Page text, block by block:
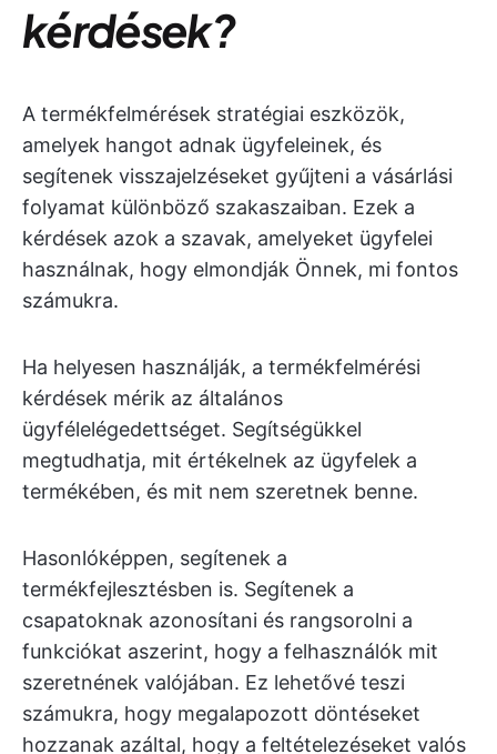
kérdések?
A termékfelmérések stratégiai eszközök,
amelyek hangot adnak ügyfeleinek, és
segítenek visszajelzéseket gyűjteni a vásárlási
folyamat különböző szakaszaiban. Ezek a
kérdések azok a szavak, amelyeket ügyfelei
használnak, hogy elmondják Önnek, mi fontos
számukra.
Ha helyesen használják, a termékfelmérési
kérdések mérik az általános
ügyfélelégedettséget. Segítségükkel
megtudhatja, mit értékelnek az ügyfelek a
termékében, és mit nem szeretnek benne.
Hasonlóképpen, segítenek a
termékfejlesztésben is. Segítenek a
csapatoknak azonosítani és rangsorolni a
funkciókat aszerint, hogy a felhasználók mit
szeretnének valójában. Ez lehetővé teszi
számukra, hogy megalapozott döntéseket
hozzanak azáltal, hogy a feltételezéseket valós